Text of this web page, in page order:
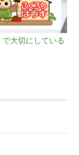
大切にしている